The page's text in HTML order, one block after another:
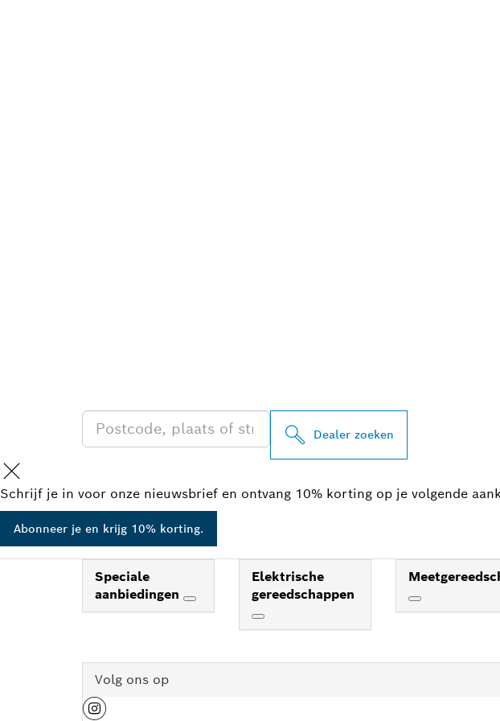
Dealer zoeken
Schrijf je in voor onze nieuwsbrief en ontvang 10% korting op je volgende
Abonneer je en krijg 10% korting.
Speciale
aanbiedingen
Elektrische
gereedschappen
Volg ons op